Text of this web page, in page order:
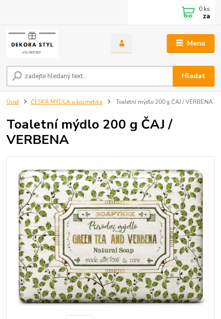
Menu
Hledat
0 ks
za
Úvod ČESKÁ MÝDLA a kosmetika Toaletní mýdlo 200 g ČAJ / VERBENA
Toaletní mýdlo 200 g ČAJ /
VERBENA